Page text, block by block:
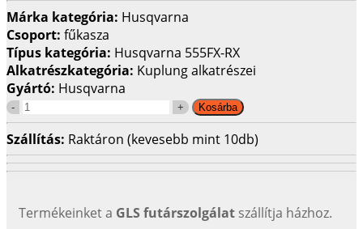
Márka kategória: Husqvarna
Csoport: fűkasza
Típus kategória: Husqvarna 555FX-RX
Alkatrészkategória: Kuplung alkatrészei
Gyártó: Husqvarna
Szállítás: Raktáron (kevesebb mint 10db)
Termékeinket a GLS futárszolgálat szállítja házhoz.